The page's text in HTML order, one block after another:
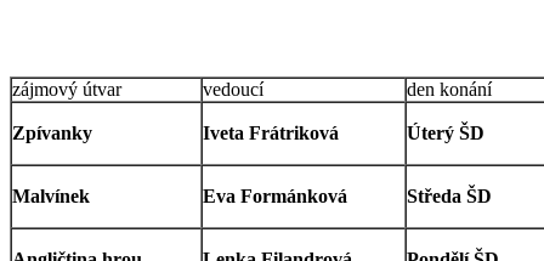
zájmový útvar vedoucí den konání
Zpívanky Iveta Frátriková Úterý ŠD
Malvínek Eva Formánková Středa ŠD